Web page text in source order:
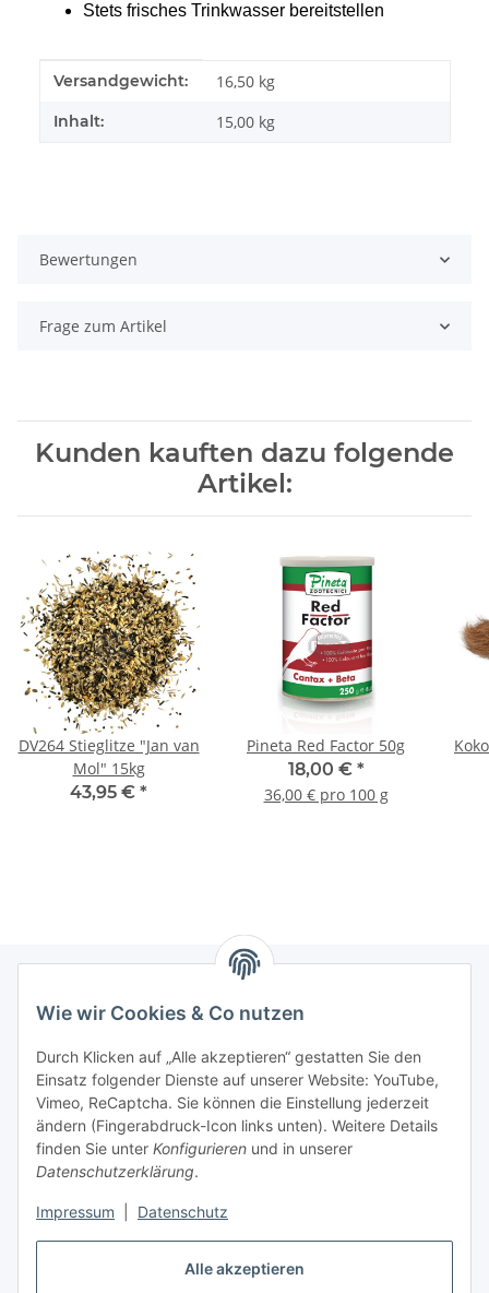
Alle akzeptieren
Wie wir Cookies & Co nutzen
Durch Klicken auf „Alle akzeptieren“ gestatten Sie den
Einsatz folgender Dienste auf unserer Website: YouTube,
Vimeo, ReCaptcha. Sie können die Einstellung jederzeit
ändern (Fingerabdruck-Icon links unten). Weitere Details
finden Sie unter Konfigurieren und in unserer
Datenschutzerklärung.
Impressum Datenschutz
Stets frisches Trinkwasser bereitstellen
Produkteigenschaft
Wert
Versandgewicht: 16,50 kg
Inhalt: 15,00 kg
Bewertungen
Frage zum Artikel
Kunden kauften dazu folgende
Artikel:
DV264 Stieglitze "Jan van
Mol" 15kg
43,95 € *
Pineta Red Factor 50g
18,00 € *
36,00 € pro 100 g
Informationen
Gesetzliche Informationen
Mein Konto